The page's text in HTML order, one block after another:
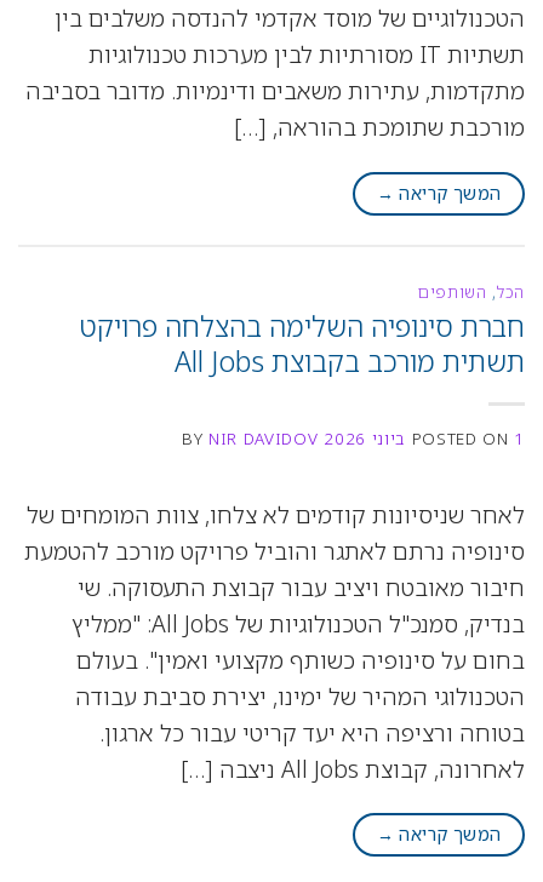
הטכנולוגיים של מוסד אקדמי להנדסה משלבים בין
תשתיות IT מסורתיות לבין מערכות טכנולוגיות
מתקדמות, עתירות משאבים ודינמיות. מדובר בסביבה
מורכבת שתומכת בהוראה, […]
המשך קריאה →
הכל, השותפים
חברת סינופיה השלימה בהצלחה פרויקט
תשתית מורכב בקבוצת All Jobs
POSTED ON 1 ביוני 2026 BY NIR DAVIDOV
לאחר שניסיונות קודמים לא צלחו, צוות המומחים של
סינופיה נרתם לאתגר והוביל פרויקט מורכב להטמעת
חיבור מאובטח ויציב עבור קבוצת התעסוקה. שי
בנדיק, סמנכ"ל הטכנולוגיות של All Jobs: "ממליץ
בחום על סינופיה כשותף מקצועי ואמין". בעולם
הטכנולוגי המהיר של ימינו, יצירת סביבת עבודה
בטוחה ורציפה היא יעד קריטי עבור כל ארגון.
לאחרונה, קבוצת All Jobs ניצבה […]
המשך קריאה →